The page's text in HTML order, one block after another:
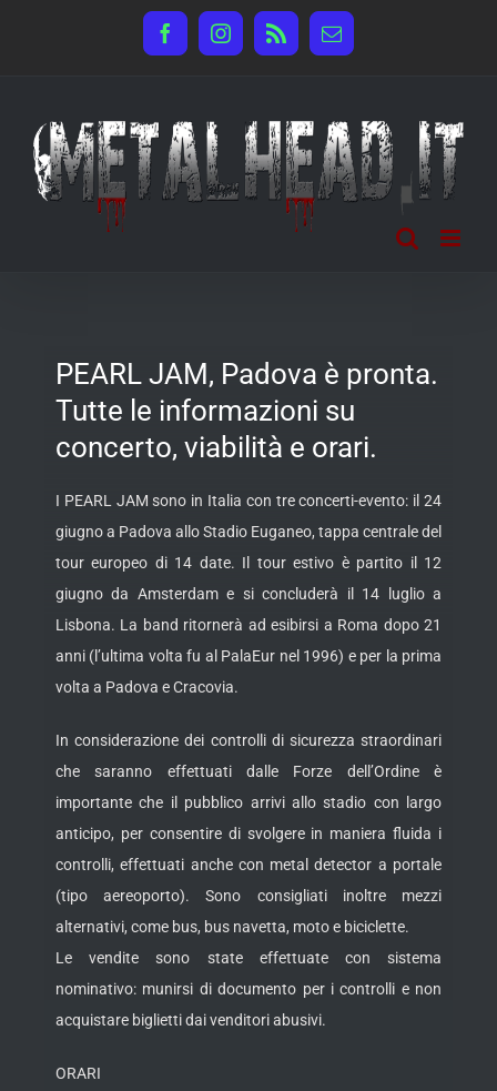
FacebookInstagram
Rss Email
PEARL JAM, Padova è pronta.
Tutte le informazioni su
concerto, viabilità e orari.
I PEARL JAM sono in Italia con tre concerti-evento: il 24
giugno a Padova allo Stadio Euganeo, tappa centrale del
tour europeo di 14 date. Il tour estivo è partito il 12
giugno da Amsterdam e si concluderà il 14 luglio a
Lisbona. La band ritornerà ad esibirsi a Roma dopo 21
anni (l’ultima volta fu al PalaEur nel 1996) e per la prima
volta a Padova e Cracovia.
In considerazione dei controlli di sicurezza straordinari
che saranno effettuati dalle Forze dell’Ordine è
importante che il pubblico arrivi allo stadio con largo
anticipo, per consentire di svolgere in maniera fluida i
controlli, effettuati anche con metal detector a portale
(tipo aereoporto). Sono consigliati inoltre mezzi
alternativi, come bus, bus navetta, moto e biciclette.
Le vendite sono state effettuate con sistema
nominativo: munirsi di documento per i controlli e non
acquistare biglietti dai venditori abusivi.
ORARI